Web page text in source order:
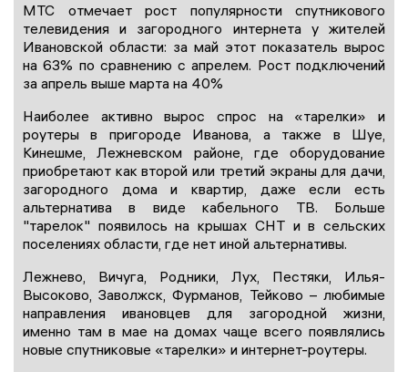
МТС отмечает рост популярности спутникового
телевидения и загородного интернета у жителей
Ивановской области: за май этот показатель вырос
на 63% по сравнению с апрелем. Рост подключений
за апрель выше марта на 40%
Наиболее активно вырос спрос на «тарелки» и
роутеры в пригороде Иванова, а также в Шуе,
Кинешме, Лежневском районе, где оборудование
приобретают как второй или третий экраны для дачи,
загородного дома и квартир, даже если есть
альтернатива в виде кабельного ТВ. Больше
"тарелок" появилось на крышах СНТ и в сельских
поселениях области, где нет иной альтернативы.
Лежнево, Вичуга, Родники, Лух, Пестяки, Илья-
Высоково, Заволжск, Фурманов, Тейково – любимые
направления ивановцев для загородной жизни,
именно там в мае на домах чаще всего появлялись
новые спутниковые «тарелки» и интернет-роутеры.